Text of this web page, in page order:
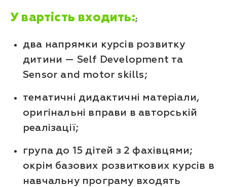
У вартість входить:;
два напрямки курсів розвитку
дитини — Self Development та
Sensor and motor skills;
тематичні дидактичні матеріали,
оригінальні вправи в авторській
реалізації;
група до 15 дітей з 2 фахівцями;
окрім базових розвиткових курсів в
навчальну програму входять